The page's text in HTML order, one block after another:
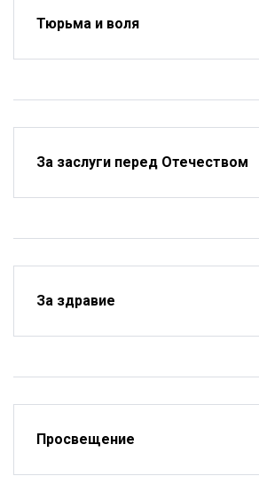
Тюрьма и воля
За заслуги перед Отечеством
За здравие
Просвещение